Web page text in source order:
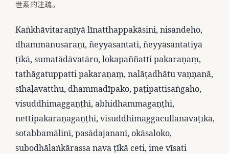
世系的注疏。
Kaṅkhāvitaraṇīyā līnatthappakāsini, nisandeho,
dhammānusāraṇī, ñeyyāsantati, ñeyyāsantatiyā
ṭīkā, sumatādāvatāro, lokapaññatti pakaraṇaṃ,
tathāgatuppatti pakaraṇaṃ, nalāṭadhātu vaṇṇanā,
sīhaḷavatthu, dhammadīpako, paṭipattisaṅgaho,
visuddhimaggaṇṭhi, abhidhammagaṇṭhi,
nettipakaraṇagaṇṭhi, visuddhimaggacullanavaṭīkā,
sotabbamālinī, pasādajananī, okāsaloko,
subodhālaṅkārassa nava ṭīkā ceti, ime vīsati